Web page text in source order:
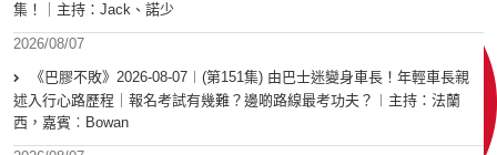
集！｜主持：Jack、諾少
2026/08/07
《巴膠不敗》2026-08-07︱(第151集) 由巴士迷變身車長！年輕車長親
述入行心路歷程｜報名考試有幾難？邊啲路線最考功夫？︱主持：法蘭
西，嘉賓︰Bowan